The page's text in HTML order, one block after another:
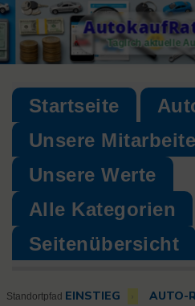
Skip
content
Täglich aktuelle
Startseite
Unsere
Unsere Werte
Alle Kategorien
Seitenübersicht
Standortpfad EINSTIEG › AUTO-